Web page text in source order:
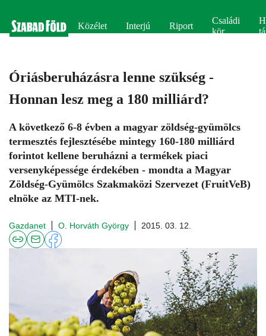
Közélet Interjú Riport
Családi
kör
Óriásberuházásra lenne szükség -
Honnan lesz meg a 180 milliárd?
A következő 6-8 évben a magyar zöldség-gyümölcs
termesztés fejlesztésébe mintegy 160-180 milliárd
forintot kellene beruházni a termékek piaci
versenyképessége érdekében - mondta a Magyar
Zöldség-Gyümölcs Szakmaközi Szervezet (FruitVeB)
elnöke az MTI-nek.
Gazdanet O. Horváth György 2015. 03. 12.